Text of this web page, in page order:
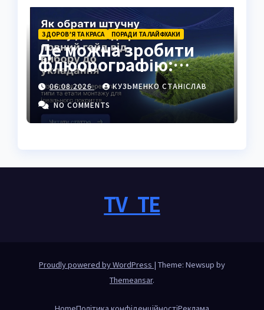
ЗДОРОВ’Я ТА КРАСА ПОРАДИ ТА ЛАЙФХАКИ
Де можна зробити
флюорографію:
повний гід для
українців
06.08.2026
КУЗЬМЕНКО СТАНІСЛАВ
NO COMMENTS
TV_TE
Proudly powered by WordPress | Theme: Newsup by
Themeansar.